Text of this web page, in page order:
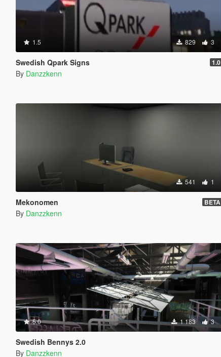
1.5 829 3
Swedish Qpark Signs 1.0
By Danzzkenn
541 1
Mekonomen BETA
By Danzzkenn
5.0 1 183 3
Swedish Bennys 2.0
By Danzzkenn